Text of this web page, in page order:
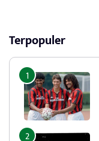
Terpopuler